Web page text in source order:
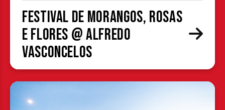
Festival de Morangos, Rosas
e Flores @ Alfredo
Vasconcelos